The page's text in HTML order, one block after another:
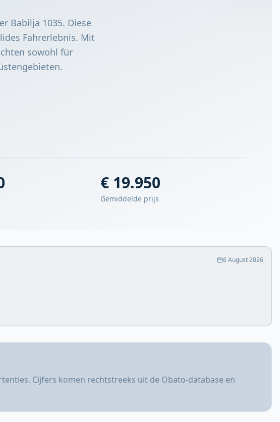
Babilja 1035. Diese
Fahrerlebnis. Mit
sowohl für
€ 19.950
Gemiddelde prijs
6 August 2026
Cijfers komen rechtstreeks uit de Obato-database en